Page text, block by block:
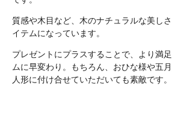
質感や木目など、木のナチュラルな美し
イテムになっています。
プレゼントにプラスすることで、より満
ムに早変わり。もちろん、おひな様や五
人形に付け合せていただいても素敵です。